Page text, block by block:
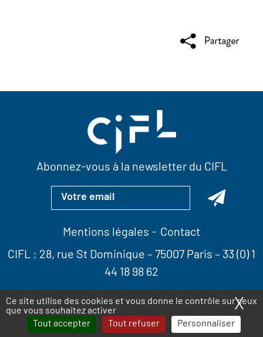
Ce site utilise des cookies et vous donne le contrôle sur ceux
que vous souhaitez activer
Tout accepter
Tout refuser Personnaliser
X
Abonnez-vous à la newsletter du CIFL
Mentions légales
Contact
CIFL : 28, rue St Dominique – 75007 Paris – 33 (0) 1
44 18 98 62